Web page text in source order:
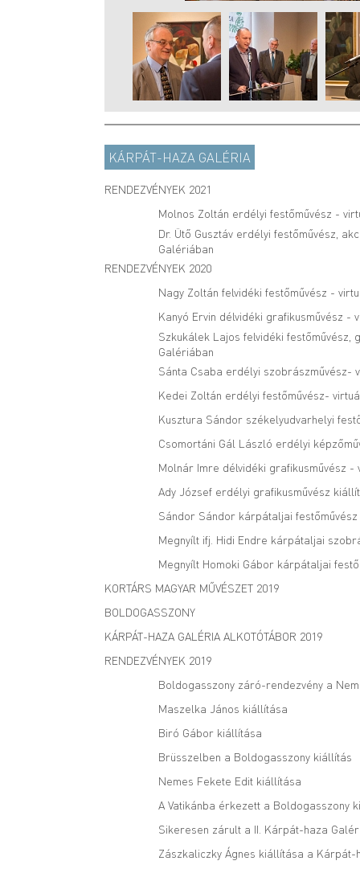
KÁRPÁT-HAZA GALÉRIA
RENDEZVÉNYEK 2021
Molnos Zoltán erdélyi festőművész -
Dr. Ütő Gusztáv erdélyi festőművész,
Galériában
RENDEZVÉNYEK 2020
Nagy Zoltán felvidéki festőművész -
Kanyó Ervin délvidéki grafikusművész
Szkukálek Lajos felvidéki
Galériában
Sánta Csaba erdélyi
Kedei Zoltán erdélyi festőművész-
Kusztura Sándor székelyudvarhelyi
Csomortáni Gál László erdélyi
Molnár Imre délvidéki grafikusművész
Ady József erdélyi grafikusművész
Sándor Sándor kárpátaljai
Megnyílt ifj. Hidi Endre kárpátaljai
Megnyílt Homoki Gábor kárpátaljai
KORTÁRS MAGYAR MŰVÉSZET 2019
BOLDOGASSZONY
KÁRPÁT-HAZA GALÉRIA ALKOTÓTÁBOR 2019
RENDEZVÉNYEK 2019
Boldogasszony záró-rendezvény a
Maszelka János kiállítása
Biró Gábor kiállítása
Brüsszelben a Boldogasszony kiállítás
Nemes Fekete Edit kiállítása
A Vatikánba érkezett a Boldogasszony
Sikeresen zárult a II. Kárpát-haza
Zászkaliczky Ágnes kiállítása a Kárpát-